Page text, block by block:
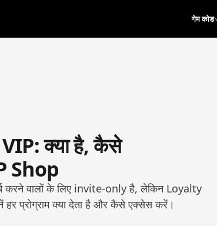
गेम कोड
क्या है, कैसे
Shop
करने वालों के लिए invite-only है, लेकिन Loyalty
प्रोग्राम क्या देता है और कैसे एक्सेस करें।